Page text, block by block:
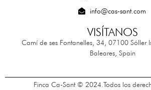
info@cas-sant.com
VISÍTANOS
Camí de ses Fontanelles, 34, 07100 Sóller
Baleares, Spain
Finca Ca-Sant © 2024.Todos los